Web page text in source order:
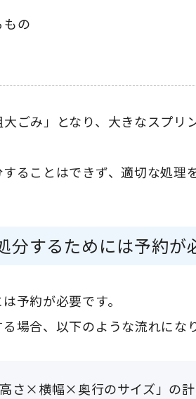
の
ごみ」となり、大きなスプ
ることはできず、適切な処理
分するためには予約が
予約が必要です。
場合、以下のような流れにな
さ×横幅×奥行のサイズ」の